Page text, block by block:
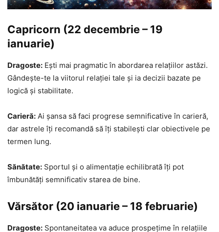
Capricorn (22 decembrie – 19
ianuarie)
Dragoste: Ești mai pragmatic în abordarea relațiilor astăzi.
Gândește-te la viitorul relației tale și ia decizii bazate pe
logică și stabilitate.
Carieră: Ai șansa să faci progrese semnificative în carieră,
dar astrele îți recomandă să îți stabilești clar obiectivele pe
termen lung.
Sănătate: Sportul și o alimentație echilibrată îți pot
îmbunătăți semnificativ starea de bine.
Vărsător (20 ianuarie – 18 februarie)
Dragoste: Spontaneitatea va aduce prospețime în relațiile